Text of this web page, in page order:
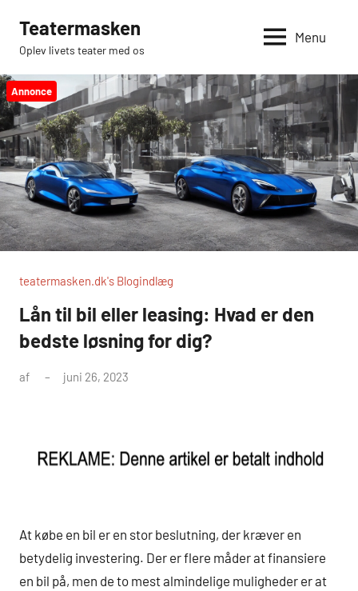
indhold
Teatermasken
Oplev livets teater med os
Menu
Annonce
teatermasken.dk's Blogindlæg
Lån til bil eller leasing: Hvad er den
bedste løsning for dig?
af juni 26, 2023
At købe en bil er en stor beslutning, der kræver en
betydelig investering. Der er flere måder at finansiere
en bil på, men de to mest almindelige muligheder er at